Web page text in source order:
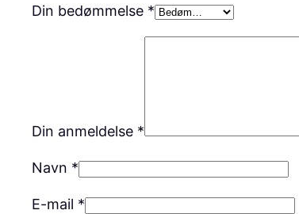
Din bedømmelse *
Din anmeldelse *
Navn *
E-mail *